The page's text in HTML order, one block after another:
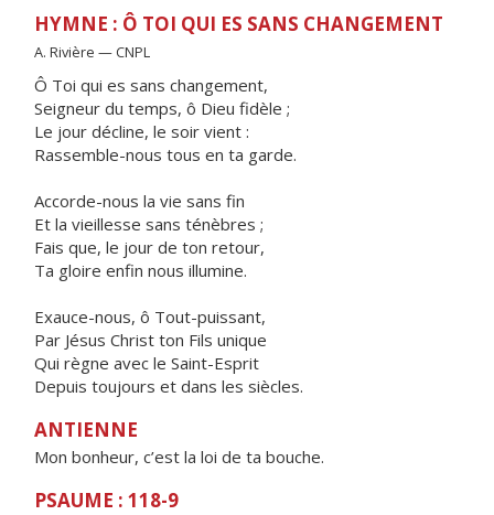
HYMNE : Ô TOI QUI ES SANS CHANGEMENT
A. Rivière — CNPL
Ô Toi qui es sans changement,
Seigneur du temps, ô Dieu fidèle ;
Le jour décline, le soir vient :
Rassemble-nous tous en ta garde.
Accorde-nous la vie sans fin
Et la vieillesse sans ténèbres ;
Fais que, le jour de ton retour,
Ta gloire enfin nous illumine.
Exauce-nous, ô Tout-puissant,
Par Jésus Christ ton Fils unique
Qui règne avec le Saint-Esprit
Depuis toujours et dans les siècles.
ANTIENNE
Mon bonheur, c’est la loi de ta bouche.
PSAUME : 118-9